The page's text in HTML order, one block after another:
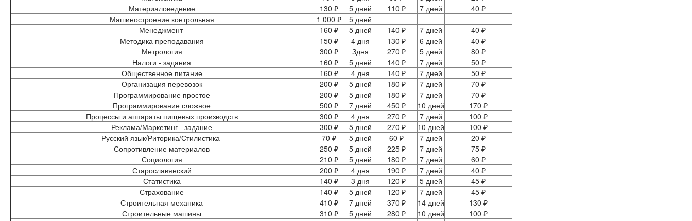
Материаловедение
130 ₽ 5 дней 110 ₽ 7 дней
40 ₽
Машиностроение контрольная
1 000 ₽
5 дней
Менеджмент
160 ₽ 5 дней 140 ₽ 7 дней
40 ₽
Методика преподавания
150 ₽ 4 дня 130 ₽ 6 дней
40 ₽
Метрология
300 ₽ Здня 270 ₽ 5 дней
80 ₽
Налоги - задания
160 ₽ 5 дней 140 ₽ 7 дней
50 ₽
Общественное питание
160 ₽ 4 дня 140 ₽ 7 дней
50 ₽
Организация перевозок
200 ₽ 5 дней 180 ₽ 7 дней
70 ₽
Программирование простое
200 ₽ 5 дней 180 ₽ 7 дней
70 ₽
Программирование сложное
500 ₽ 7 дней 450 ₽ 10 дней
170 ₽
Процессы и аппараты пищевых производств
300 ₽ 4 дня 270 ₽ 7 дней
100 ₽
Реклама/Маркетинг - задание
300 ₽ 5 дней 270 ₽ 10 дней
100 ₽
Русский язык/Риторика/Стилистика
70 ₽ 5 дней 60 ₽ 7 дней
20 ₽
Сопротивление материалов
250 ₽ 5 дней 225 ₽ 7 дней
75 ₽
Социология
210 ₽ 5 дней 180 ₽ 7 дней
60 ₽
Старославянский
200 ₽ 4 дня 190 ₽ 7 дней
40 ₽
Статистика
140 ₽ 3 дня 120 ₽ 5 дней
45 ₽
Страхование
140 ₽ 5 дней 120 ₽ 7 дней
45 ₽
Строительная механика
410 ₽ 7 дней 370 ₽ 14 дней
130 ₽
Строительные машины
310 ₽ 5 дней 280 ₽ 10 дней
100 ₽